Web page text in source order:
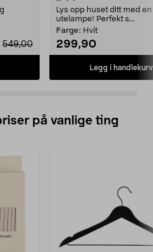
549,00
Lys opp huset ditt med en
utelampe! Perfekt s...
Farge: Hvit
299,90
Legg i handlekurv
på vanlige ting